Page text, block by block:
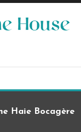
Haie Bocagère